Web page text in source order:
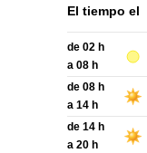
El tiempo el
de 02 h
a 08 h
de 08 h
a 14 h
de 14 h
a 20 h